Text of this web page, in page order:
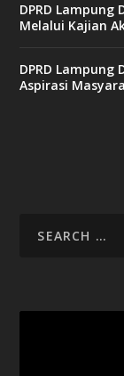
v
9
c
a
8
i
DPRD Lampung
Melalui Kajian
DPRD Lampung
Aspirasi